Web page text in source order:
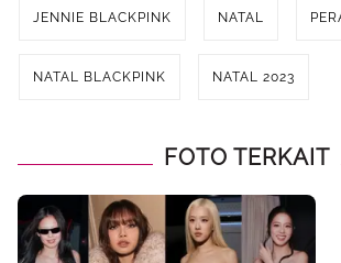
JENNIE BLACKPINK NATAL
NATAL BLACKPINK NATAL 2023
FOTO TERKAIT